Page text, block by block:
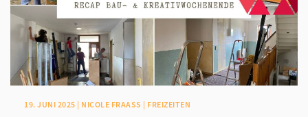
19. JUNI 2025 | NICOLE FRAASS | FREIZEITEN